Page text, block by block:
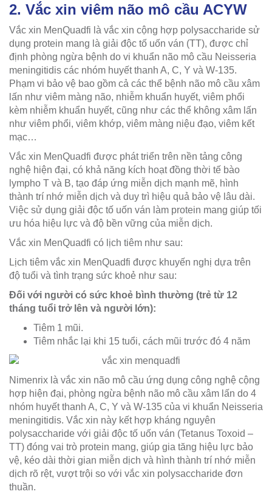
2. Vắc xin viêm não mô cầu ACYW
Vắc xin MenQuadfi là vắc xin cộng hợp polysaccharide sử
dụng protein mang là giải độc tố uốn ván (TT), được chỉ
định phòng ngừa bệnh do vi khuẩn não mô cầu Neisseria
meningitidis các nhóm huyết thanh A, C, Y và W-135.
Phạm vi bảo vệ bao gồm cả các thể bệnh não mô cầu xâm
lấn như viêm màng não, nhiễm khuẩn huyết, viêm phổi
kèm nhiễm khuẩn huyết, cũng như các thể không xâm lấn
như viêm phổi, viêm khớp, viêm màng niệu đạo, viêm kết
mạc…
Vắc xin MenQuadfi được phát triển trên nền tảng công
nghệ hiện đại, có khả năng kích hoạt đồng thời tế bào
lympho T và B, tạo đáp ứng miễn dịch mạnh mẽ, hình
thành trí nhớ miễn dịch và duy trì hiệu quả bảo vệ lâu dài.
Việc sử dụng giải độc tố uốn ván làm protein mang giúp tối
ưu hóa hiệu lực và độ bền vững của miễn dịch.
Vắc xin MenQuadfi có lịch tiêm như sau:
Lịch tiêm vắc xin MenQuadfi được khuyến nghị dựa trên
độ tuổi và tình trạng sức khoẻ như sau:
Đối với người có sức khoẻ bình thường (trẻ từ 12
tháng tuổi trở lên và người lớn):
Tiêm 1 mũi.
Tiêm nhắc lại khi 15 tuổi, cách mũi trước đó 4 năm
Nimenrix là vắc xin não mô cầu ứng dụng công nghệ cộng
hợp hiện đại, phòng ngừa bệnh não mô cầu xâm lấn do 4
nhóm huyết thanh A, C, Y và W-135 của vi khuẩn Neisseria
meningitidis. Vắc xin này kết hợp kháng nguyên
polysaccharide với giải độc tố uốn ván (Tetanus Toxoid –
TT) đóng vai trò protein mang, giúp gia tăng hiệu lực bảo
vệ, kéo dài thời gian miễn dịch và hình thành trí nhớ miễn
dịch rõ rệt, vượt trội so với vắc xin polysaccharide đơn
thuần.